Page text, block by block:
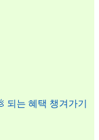
되는 혜택 챙겨가기